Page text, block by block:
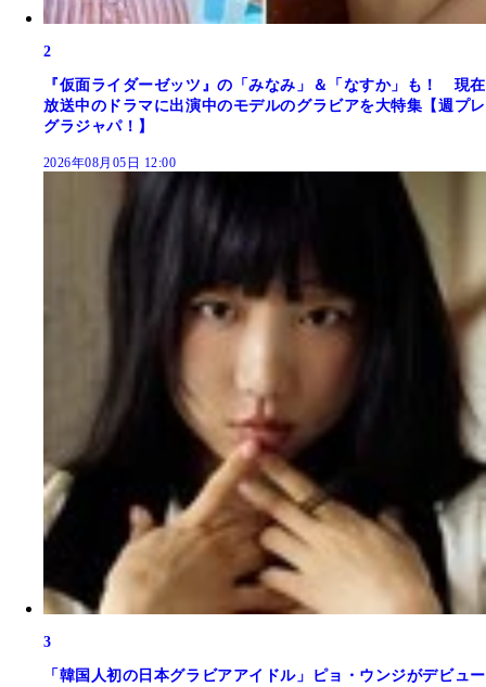
2
『仮面ライダーゼッツ』の「みなみ」＆「なすか」も！ 現在
放送中のドラマに出演中のモデルのグラビアを大特集【週プレ
グラジャパ！】
2026年08月05日 12:00
3
「韓国人初の日本グラビアアイドル」ピョ・ウンジがデビュー